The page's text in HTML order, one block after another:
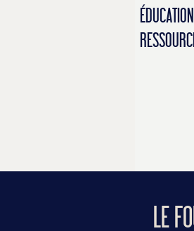
LE